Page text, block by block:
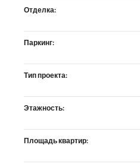
Отделка:
Паркинг:
Тип проекта:
Этажность:
Площадь квартир: